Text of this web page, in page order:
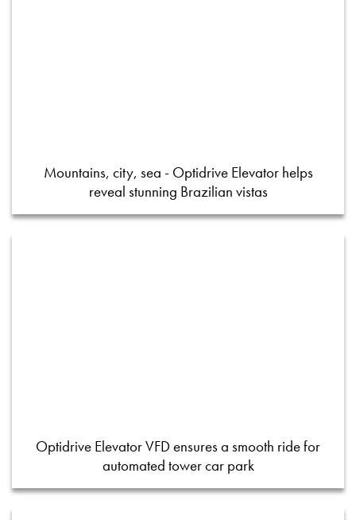
Mountains, city, sea - Optidrive Elevator helps
reveal stunning Brazilian vistas
Optidrive Elevator VFD ensures a smooth ride for
automated tower car park